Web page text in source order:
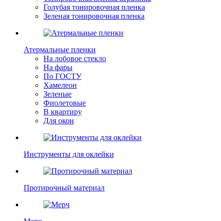
Голубая тонировочная пленка
Зеленая тонировочная пленка
Атермальные пленки
На лобовое стекло
На фары
По ГОСТУ
Хамелеон
Зеленые
Фиолетовые
В квартиру
Для окон
Инструменты для оклейки
Протирочный материал